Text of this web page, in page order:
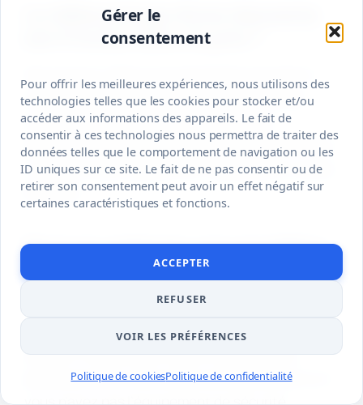
Gérer le
consentement
Pour offrir les meilleures expériences, nous utilisons des
technologies telles que les cookies pour stocker et/ou
accéder aux informations des appareils. Le fait de
consentir à ces technologies nous permettra de traiter des
données telles que le comportement de navigation ou les
ID uniques sur ce site. Le fait de ne pas consentir ou de
retirer son consentement peut avoir un effet négatif sur
certaines caractéristiques et fonctions.
ACCEPTER
REFUSER
VOIR LES PRÉFÉRENCES
Politique de cookiesPolitique de confidentialité
Le débouchage d’une descente
est-il inclus dans le prix ?
Pas toujours. Beaucoup de forfaits incluent le
retrait des feuilles dans la partie horizontale,
mais pas le débouchage complet d’une
descente. Demandez si le test d’écoulement est
compris et quel supplément s’applique en cas de
bouchon.
Peut-on nettoyer une gouttière
sans monter sur le toit ?
Oui, si la gouttière est accessible depuis une
échelle stable ou avec un outil télescopique
adapté. Il ne faut pas monter sur le toit si la
pente est forte, si les tuiles sont glissantes ou si